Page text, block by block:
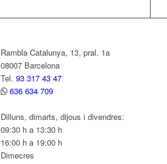
Rambla Catalunya, 13, pral. 1a
08007 Barcelona
Tel. 93 317 43 47
636 634 709
Dilluns, dimarts, dijous i divendres:
09:30 h a 13:30 h
16:00 h a 19:00 h
Dimecres